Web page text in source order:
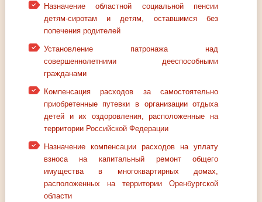
Назначение областной социальной пенсии
детям-сиротам и детям, оставшимся без
попечения родителей
Установление патронажа над
совершеннолетними дееспособными
гражданами
Компенсация расходов за самостоятельно
приобретенные путевки в организации отдыха
детей и их оздоровления, расположенные на
территории Российской Федерации
Назначение компенсации расходов на уплату
взноса на капитальный ремонт общего
имущества в многоквартирных домах,
расположенных на территории Оренбургской
области